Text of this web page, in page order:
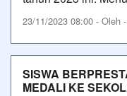
23/11/2023 08:00 - Oleh
SISWA
MEDALI KE